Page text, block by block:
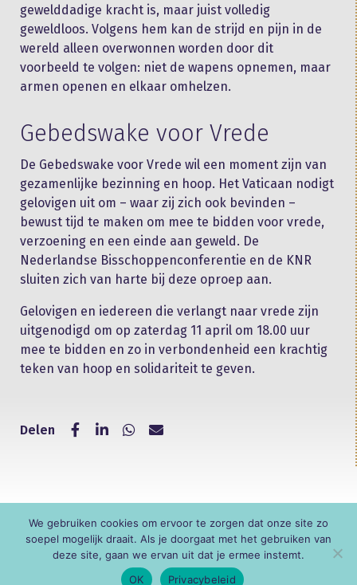
gewelddadige kracht is, maar juist volledig
geweldloos. Volgens hem kan de strijd en pijn in de
wereld alleen overwonnen worden door dit
voorbeeld te volgen: niet de wapens opnemen, maar
armen openen en elkaar omhelzen.
Gebedswake voor Vrede
De Gebedswake voor Vrede wil een moment zijn van
gezamenlijke bezinning en hoop. Het Vaticaan nodigt
gelovigen uit om – waar zij zich ook bevinden –
bewust tijd te maken om mee te bidden voor vrede,
verzoening en een einde aan geweld. De
Nederlandse Bisschoppenconferentie en de KNR
sluiten zich van harte bij deze oproep aan.
Gelovigen en iedereen die verlangt naar vrede zijn
uitgenodigd om op zaterdag 11 april om 18.00 uur
mee te bidden en zo in verbondenheid een krachtig
teken van hoop en solidariteit te geven.
Delen
© KNR
We gebruiken cookies om ervoor te zorgen dat onze site zo
soepel mogelijk draait. Als je doorgaat met het gebruiken van
deze site, gaan we ervan uit dat je ermee instemt.
OK
Privacybeleid